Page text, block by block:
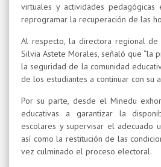
virtuales y actividades
reprogramar la recuperación de las
Al respecto, la directora regional de
Silvia Astete Morales, señaló que “la
la seguridad de la comunidad
de los estudiantes a continuar con su
Por su parte, desde el Minedu
educativas a garantizar la
escolares y supervisar el adecuado
así como la restitución de las
vez culminado el proceso electoral.